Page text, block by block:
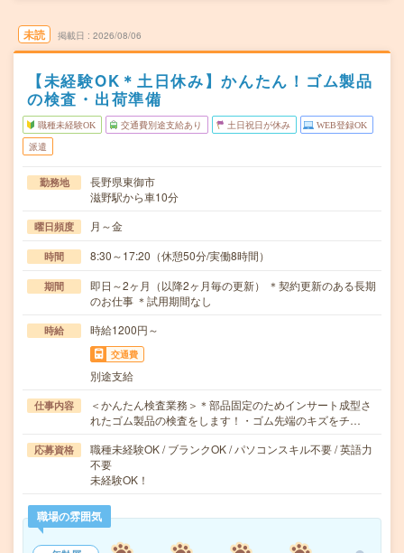
未読 掲載日 2026/08/06
【未経験OK＊土日休み】かんたん！ゴム製品
の検査・出荷準備
職種未経験OK 交通費別途支給あり 土日祝日が休み WEB登録OK
派遣
勤務地
長野県東御市
滋野駅から車10分
曜日頻度 月～金
時間 8:30～17:20（休憩50分/実働8時間）
期間
即日～2ヶ月（以降2ヶ月毎の更新） ＊契約更新のある長期
のお仕事 ＊試用期間なし
時給 時給1200円～
交通費
別途支給
仕事内容
＜かんたん検査業務＞＊部品固定のためインサート成型さ
れたゴム製品の検査をします！・ゴム先端のキズをチ…
応募資格
職種未経験OK / ブランクOK / パソコンスキル不要 / 英語力
不要
未経験OK！
職場の雰囲気